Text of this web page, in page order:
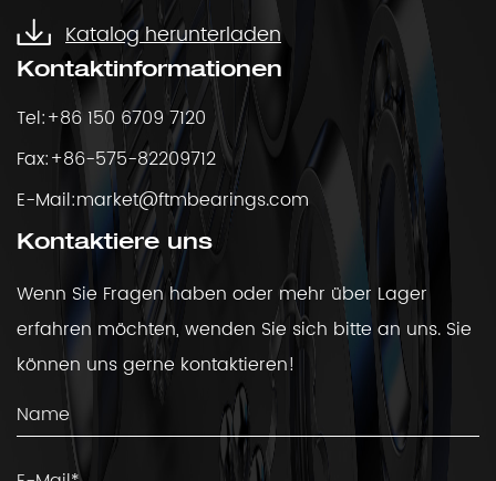
Katalog herunterladen
Kontaktinformationen
Tel:+86 150 6709 7120
Fax:+86-575-82209712
E-Mail:market@ftmbearings.com
Kontaktiere uns
Wenn Sie Fragen haben oder mehr über Lager
erfahren möchten, wenden Sie sich bitte an uns. Sie
können uns gerne kontaktieren!